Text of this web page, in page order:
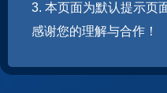
3. 本页面为默认提示页
感谢您的理解与合作！